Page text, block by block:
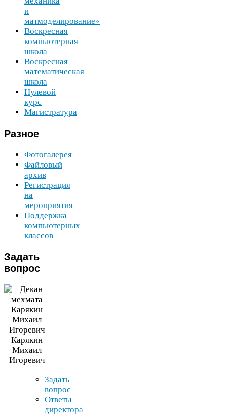
и
матмоделирование»
Воскресная
компьютерная
школа
Воскресная
математическая
школа
Нулевой
курс
Магистратура
Разное
Фотогалерея
Файловый
архив
Регистрация
на
мероприятия
Поддержка
компьютерных
классов
Задать
вопрос
Карякин
Михаил
Игоревич
Задать
вопрос
Ответы
директора